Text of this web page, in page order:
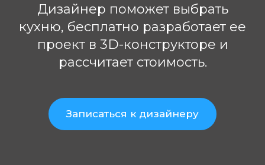
Дизайнер поможет выбрать
кухню, бесплатно разработает ее
проект в 3D-конструкторе и
рассчитает стоимость.
Записаться к дизайнеру